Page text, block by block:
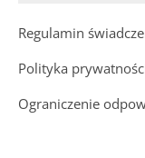
Regulamin
Polityka
Ograniczenie